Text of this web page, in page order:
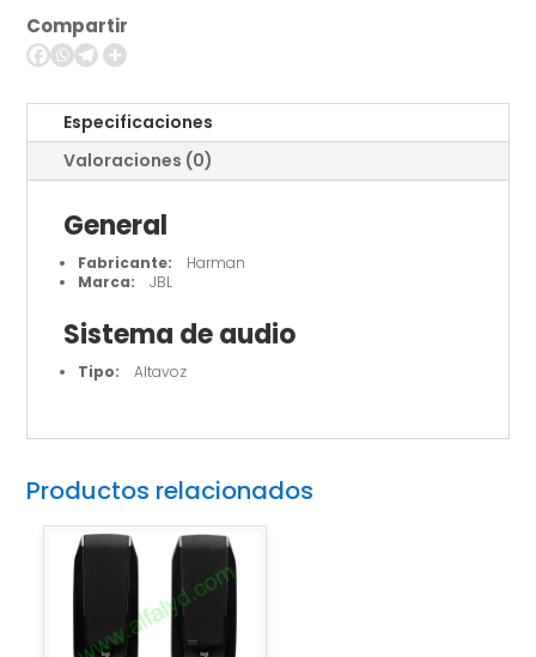
Compartir
Especificaciones
Valoraciones (0)
General
Fabricante: Harman
Marca: JBL
Sistema de audio
Tipo: Altavoz
Productos relacionados